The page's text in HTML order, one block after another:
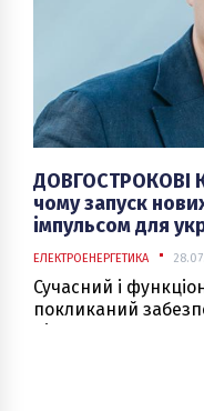
ДОВГОСТРОКОВІ
чому запуск
імпульсом для
ЕЛЕКТРОЕНЕРГЕТИКА
Сучасний і
покликаний
якого
комерційного